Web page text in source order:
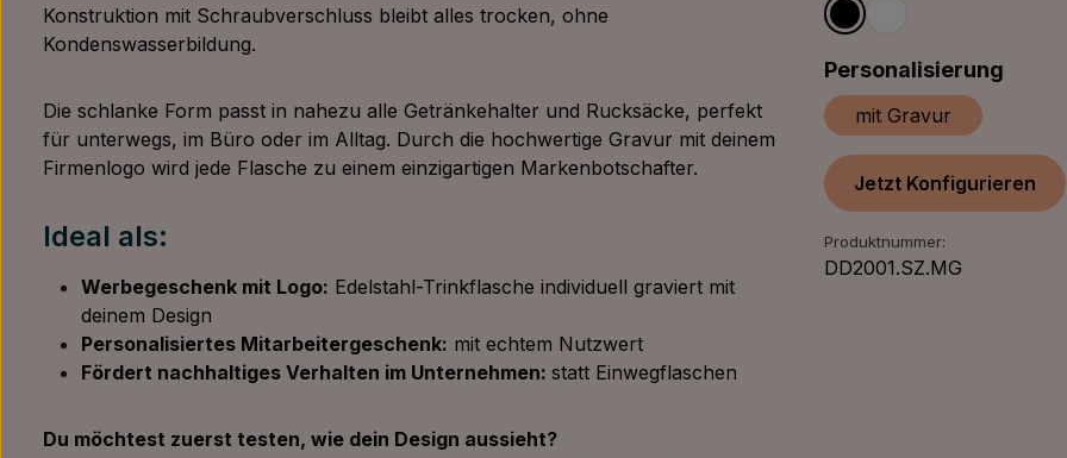
Schwarz
Personalisierung
mit Gravur
Jetzt Konfigurieren
Produktnummer:
DD2001.SZ.MG
Konstruktion mit Schraubverschluss bleibt alles trocken, ohne
Kondenswasserbildung.
Die schlanke Form passt in nahezu alle Getränkehalter und Rucksäcke, perfekt
für unterwegs, im Büro oder im Alltag. Durch die hochwertige Gravur mit deinem
Firmenlogo wird jede Flasche zu einem einzigartigen Markenbotschafter.
Ideal als:
Werbegeschenk mit Logo: Edelstahl-Trinkflasche individuell graviert mit
deinem Design
Personalisiertes Mitarbeitergeschenk: mit echtem Nutzwert
Fördert nachhaltiges Verhalten im Unternehmen: statt Einwegflaschen
Du möchtest zuerst testen, wie dein Design aussieht?